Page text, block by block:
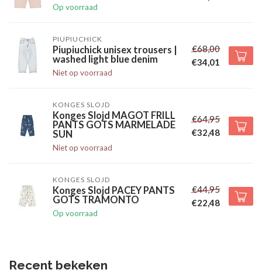
Op voorraad
PIUPIUCHICK
Piupiuchick unisex trousers |
washed light blue denim
Niet op voorraad
€68,00
€34,01
KONGES SLOJD
Konges Slojd MAGOT FRILL
PANTS GOTS MARMELADE
SUN
Niet op voorraad
€64,95
€32,48
KONGES SLOJD
Konges Slojd PACEY PANTS
GOTS TRAMONTO
Op voorraad
€44,95
€22,48
Recent bekeken